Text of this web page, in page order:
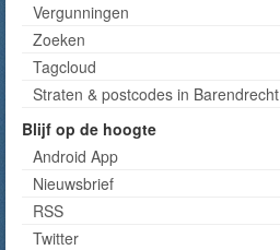
Vergunningen
Zoeken
Tagcloud
Straten & postcodes in Barendrecht
Blijf op de hoogte
Android App
Nieuwsbrief
RSS
Twitter